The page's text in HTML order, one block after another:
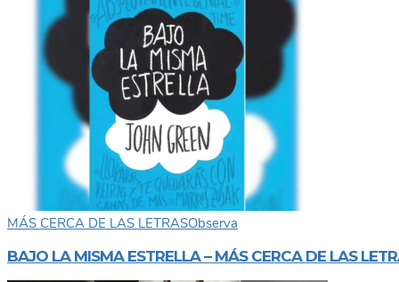
MÁS CERCA DE LAS LETRASObserva
BAJO LA MISMA ESTRELLA – MÁS CERCA DE LAS